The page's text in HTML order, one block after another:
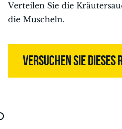
Verteilen Sie die
die Muscheln.
VERSUCHEN SIE DIESES